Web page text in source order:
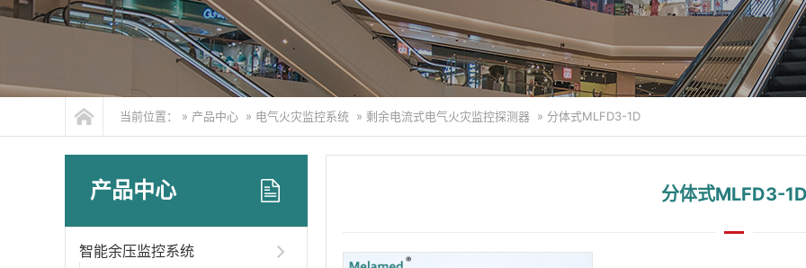
当前位置： » 产品中心 » 电气火灾监控系统 » 剩余电流式电气火灾监控探测器 » 分体式MLFD3-1D
产品中心
智能余压监控系统
分体式MLFD3-